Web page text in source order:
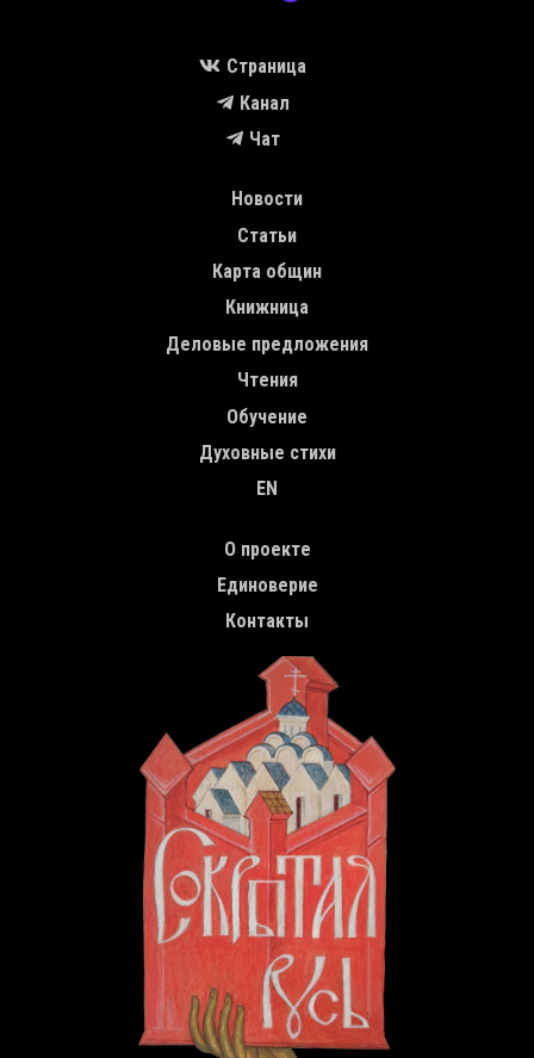
Страница
Канал
Чат
Новости
Статьи
Карта общин
Книжница
Деловые предложения
Чтения
Обучение
Духовные стихи
EN
О проекте
Единоверие
Контакты